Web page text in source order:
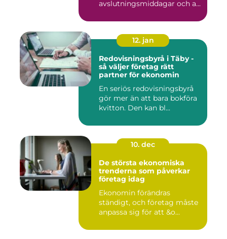
avslutningsmiddagar och a...
12. jan
Redovisningsbyrå i Täby -
så väljer företag rätt
partner för ekonomin
En seriös redovisningsbyrå
gör mer än att bara bokföra
kvitton. Den kan bl...
10. dec
De största ekonomiska
trenderna som påverkar
företag idag
Ekonomin förändras
ständigt, och företag måste
anpassa sig för att &o...